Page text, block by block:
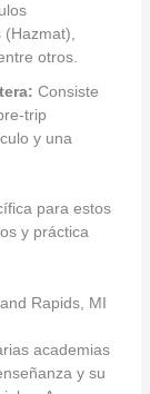
otros.
Consiste
trip
y una
para estos
y práctica
Rapids, MI
academias
y su